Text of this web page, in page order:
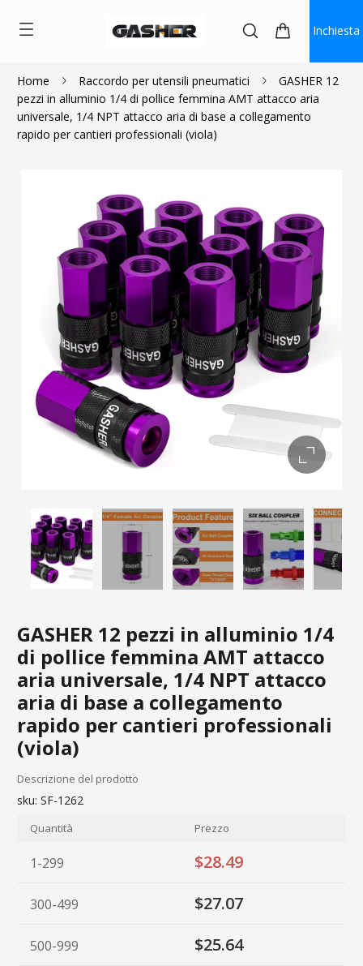
Inchiesta
Home Raccordo per utensili pneumatici
GASHER 12
pezzi in alluminio 1/4 di pollice femmina AMT attacco aria
universale, 1/4 NPT attacco aria di base a collegamento
rapido per cantieri professionali (viola)
GASHER 12 pezzi in alluminio 1/4
di pollice femmina AMT attacco
aria universale, 1/4 NPT attacco
aria di base a collegamento
rapido per cantieri professionali
(viola)
$28.49
Descrizione del prodotto
sku: SF-1262
Quantità Prezzo
1-299 $28.49
300-499 $27.07
500-999 $25.64